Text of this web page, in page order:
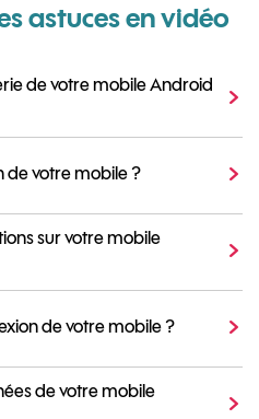
astuces en vidéo
de votre mobile Android
de votre mobile ?
sur votre mobile
de votre mobile ?
de votre mobile